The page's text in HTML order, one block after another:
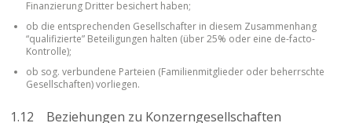
Finanzierung Dritter besichert haben;
ob die entsprechenden Gesellschafter in diesem Zusammenhang
“qualifizierte” Beteiligungen halten (über 25% oder eine de-facto-
Kontrolle);
ob sog. verbundene Parteien (Familienmitglieder oder beherrschte
Gesellschaften) vorliegen.
1.12 Beziehungen zu Konzerngesellschaften